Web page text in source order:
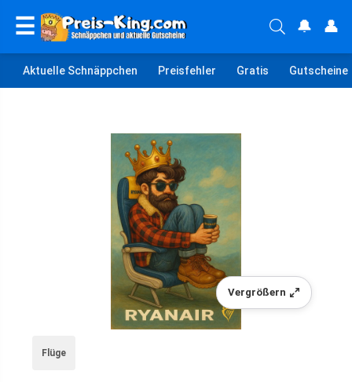
☰ 🔔 👤
Aktuelle Schnäppchen Preisfehler Gratis Gutscheine
Vergrößern
Flüge